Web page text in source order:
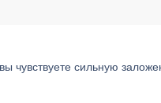
чувствуете сильную